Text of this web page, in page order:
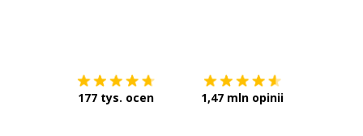
177 tys. ocen 1,47 mln opinii